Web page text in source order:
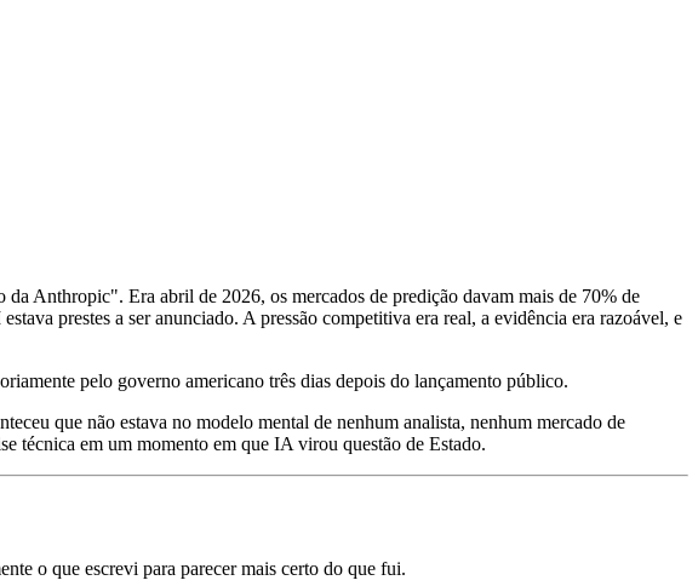
Anthropic". Era abril de 2026, os mercados de predição davam mais de 70% de
prestes a ser anunciado. A pressão competitiva era real, a evidência era razoável, e
pelo governo americano três dias depois do lançamento público.
que não estava no modelo mental de nenhum analista, nenhum mercado de
técnica em um momento em que IA virou questão de Estado.
o que escrevi para parecer mais certo do que fui.